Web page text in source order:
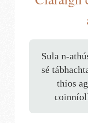
Sula n-
sé
thíos